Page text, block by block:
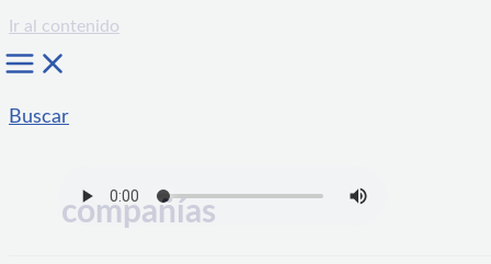
Ir al contenido
Buscar
compañías